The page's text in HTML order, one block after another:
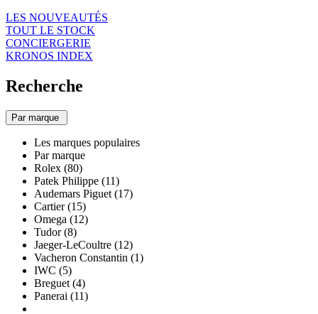
LES NOUVEAUTÉS
TOUT LE STOCK
CONCIERGERIE
KRONOS INDEX
Recherche
Par marque
Les marques populaires
Par marque
Rolex (80)
Patek Philippe (11)
Audemars Piguet (17)
Cartier (15)
Omega (12)
Tudor (8)
Jaeger-LeCoultre (12)
Vacheron Constantin (1)
IWC (5)
Breguet (4)
Panerai (11)